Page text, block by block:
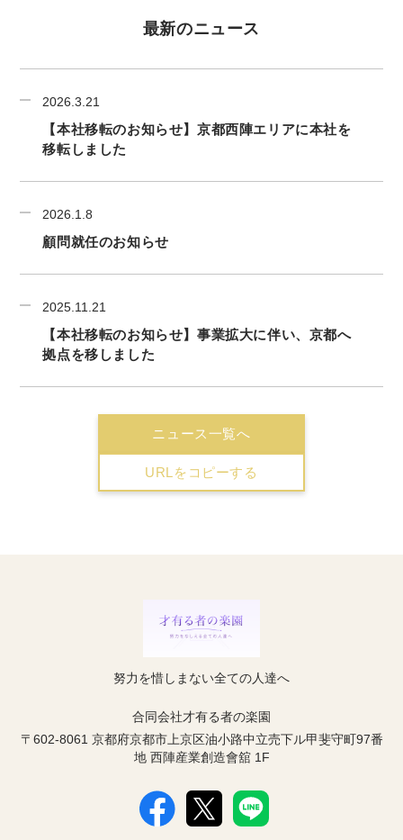
最新のニュース
2026.3.21
【本社移転のお知らせ】京都西陣エリアに本社を
移転しました
2026.1.8
顧問就任のお知らせ
2025.11.21
【本社移転のお知らせ】事業拡大に伴い、京都へ
拠点を移しました
ニュース一覧へ
URLをコピーする
努力を惜しまない全ての人達へ
合同会社才有る者の楽園
〒602-8061 京都府京都市上京区油小路中立売下ル甲斐守町97番
地 西陣産業創造會舘 1F